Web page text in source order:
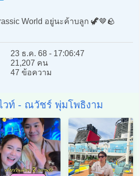
World อยู่นะค้าบลูก 🦖🤎🪨
23 ธ.ค. 68 - 17:06:47
21,207 คน
47 ข้อความ
วท์ - ณวัชร์ พุ่มโพธิงาม